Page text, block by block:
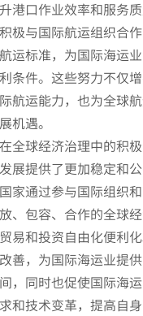
港口作业效率和服务
极与国际航运组织合
运标准，为国际海运
条件。这些努力不仅
航运能力，也为全球
机遇。
全球经济治理中的积
展提供了更加稳定和
家通过参与国际组织
、包容、合作的全球经
易和投资自由化便利
善，为国际海运业提
，同时也促使国际海
和技术变革，提高自